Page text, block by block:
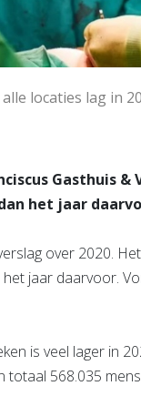
locaties lag in
het jaar
over 2020.
jaar daarvoor.
is veel lager in
totaal 568.035